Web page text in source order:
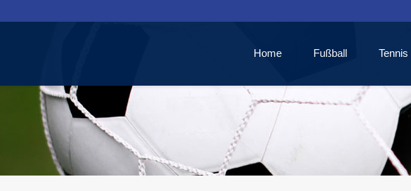
Home Fußball Tennis